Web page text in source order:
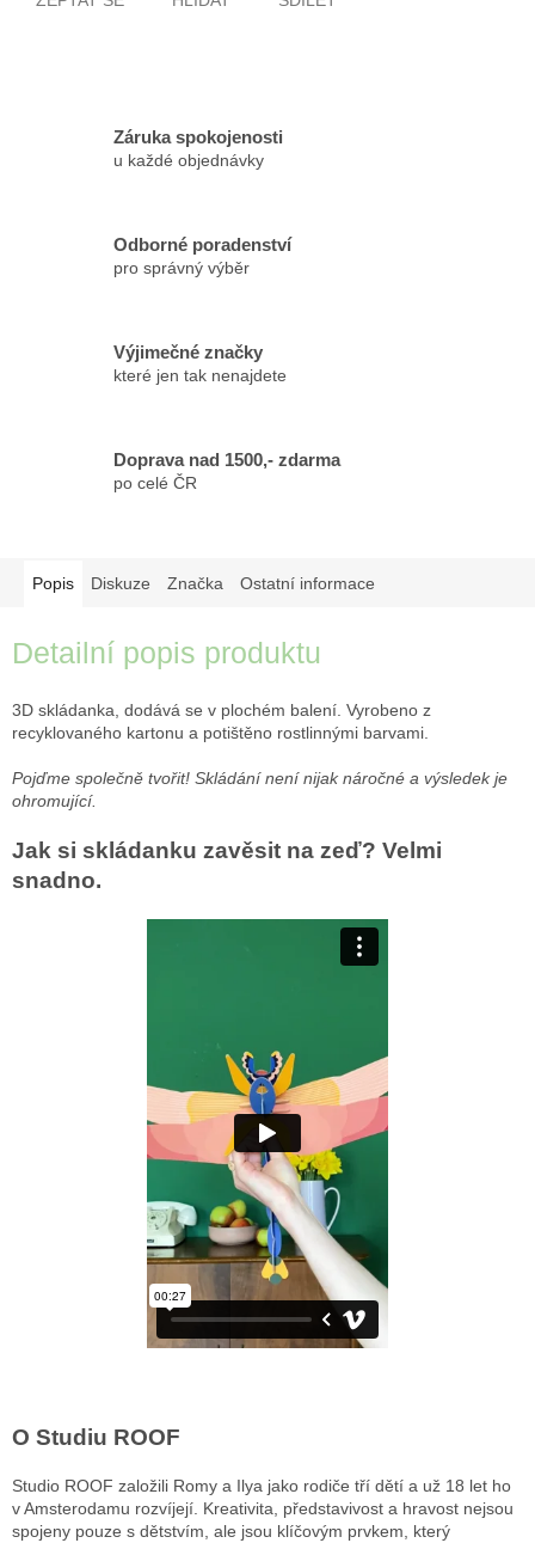
Záruka spokojenosti
u každé objednávky
Odborné poradenství
pro správný výběr
Výjimečné značky
které jen tak nenajdete
Doprava nad 1500,- zdarma
po celé ČR
Popis Diskuze Značka Ostatní informace
Detailní popis produktu
3D skládanka, dodává se v plochém balení. Vyrobeno z
recyklovaného kartonu a potištěno rostlinnými barvami.
Pojďme společně tvořit! Skládání není nijak náročné a výsledek je
ohromující.
Jak si skládanku zavěsit na zeď? Velmi
snadno.
O Studiu ROOF
Studio ROOF založili Romy a Ilya jako rodiče tří dětí a už 18 let ho
v Amsterodamu rozvíjejí. Kreativita, představivost a hravost nejsou
spojeny pouze s dětstvím, ale jsou klíčovým prvkem, který